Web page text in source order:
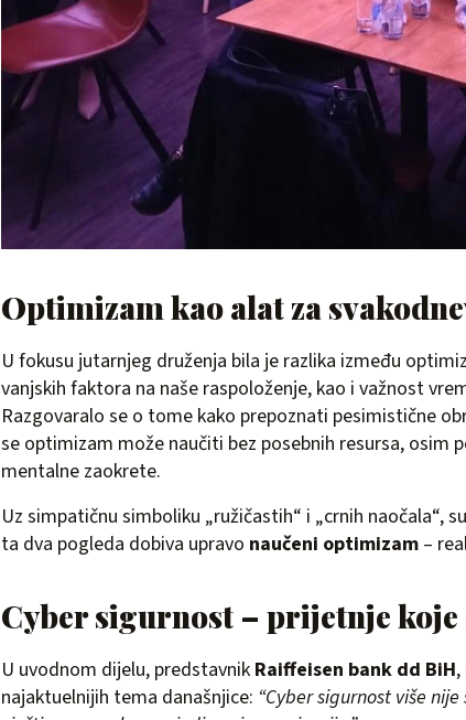
Optimizam kao alat za
U fokusu jutarnjeg druženja bila je razlika između
vanjskih faktora na naše raspoloženje, kao i važnost
Razgovaralo se o tome kako prepoznati pesimistične
se optimizam može naučiti bez posebnih resursa, osim
mentalne zaokrete.
Uz simpatičnu simboliku „ružičastih“ i „crnih naočala“,
ta dva pogleda dobiva upravo naučeni optimizam –
Cyber sigurnost – prijetnje koje
U uvodnom dijelu, predstavnik Raiffeisen bank dd BiH,
najaktuelnijih tema današnjice: “Cyber sigurnost više